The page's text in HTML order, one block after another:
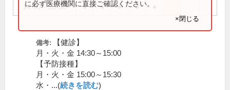
14:30～18:00 ● ● ● ●
に必ず医療機関に直接ご確認ください。
×閉じる
備考:
【健診】
月・火・金 14:30～15:00
【予防接種】
月・火・金 15:00～15:30
水・...(続きを読む)